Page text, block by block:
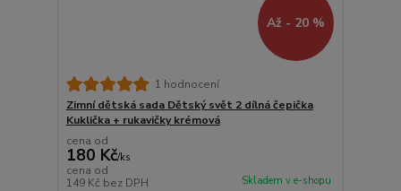
Až - 20 %
1 hodnocení
Zimní dětská sada Dětský svět 2 dílná čepička
Kuklička + rukavičky krémová
cena od
180 Kč/ks
cena od
149 Kč bez DPH Skladem v e-shopu